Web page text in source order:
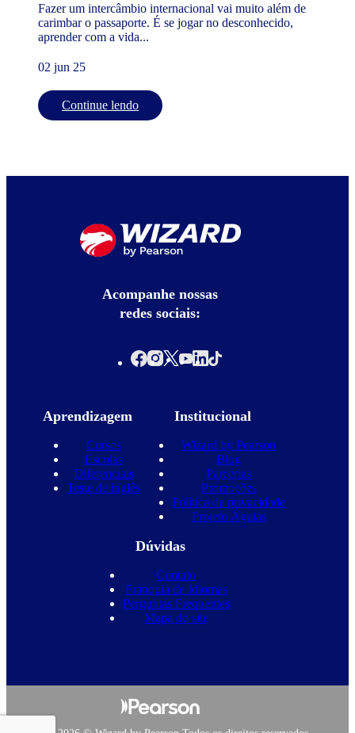
Fazer um intercâmbio internacional vai muito além de
carimbar o passaporte. É se jogar no desconhecido,
aprender com a vida...
02 jun 25
Continue lendo
Acompanhe nossas
redes sociais:
Aprendizagem
Cursos
Escolas
Diferenciais
Teste de inglês
Institucional
Wizard by Pearson
Blog
Parcerias
Promoções
Política de privacidade
Projeto Águias
Dúvidas
Contato
Franquia de Idiomas
Perguntas Frequentes
Mapa do site